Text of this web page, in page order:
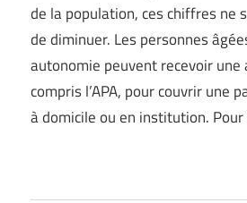
de la population, ces chiffres ne
de diminuer. Les personnes
autonomie peuvent recevoir une
compris l’APA, pour couvrir une
à domicile ou en institution.